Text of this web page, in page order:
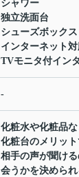
シャワー
独立洗面台
シューズボックス
インターネット
TVモニタ付イン
-
化粧水や化粧品
化粧台のメリッ
相手の声が聞け
会うかを決めら